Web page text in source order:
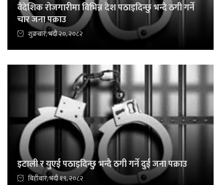
वैदेशिक रोजगारीमा विभिन्न देश पठाइदिन्छु भन्दै ठगी गर्ने
चार जना पक्राउ
शुक्रबार, भदौ २०, २०८२
इटाली र युएई पठाइदिन्छु भन्दै ठगी गर्ने दुई जना पक्राउ
बिहीबार, भदौ १९, २०८२